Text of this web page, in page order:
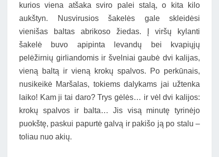
kurios viena atšaka sviro palei stalą, o kita kilo
aukštyn. Nusvirusios šakelės gale skleidėsi
vienišas baltas abrikoso žiedas. Į viršų kylanti
šakelė buvo apipinta levandų bei kvapiųjų
pelėžirnių girliandomis ir švelniai gaubė dvi kalijas,
vieną baltą ir vieną krokų spalvos. Po perkūnais,
nusikeikė Maršalas, tokiems dalykams jai užtenka
laiko! Kam ji tai daro? Trys gėlės… ir vėl dvi kalijos:
krokų spalvos ir balta… Jis visą minutę tyrinėjo
puokštę, paskui papurtė galvą ir pakišo ją po stalu –
toliau nuo akių.